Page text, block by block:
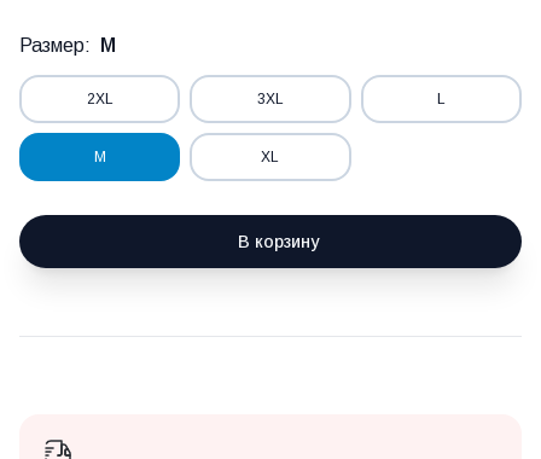
Размер: M
2XL 3XL L
M XL
В корзину